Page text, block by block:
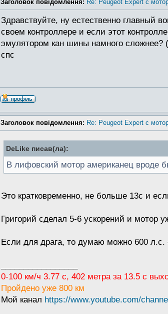
Заголовок повідомлення: Re: Peugeot Expert с
Здравствуйте, ну естественно главный
своем контроллере и если этот
эмулятором кан шины намного сложнее?
спс
Заголовок повідомлення: Re: Peugeot Expert с
DeLike писав(ла):
В лифовский мотор американец вроде
Это кратковременно, не больше 13с и
Григорий сделал 5-6 ускорений и мотор
Если для драга, то думаю можно 600 л.с.
0-100 км/ч 3.77 с, 402 метра за 13.5 с
Пройдено уже 800 км
Мой канал https://www.youtube.com/